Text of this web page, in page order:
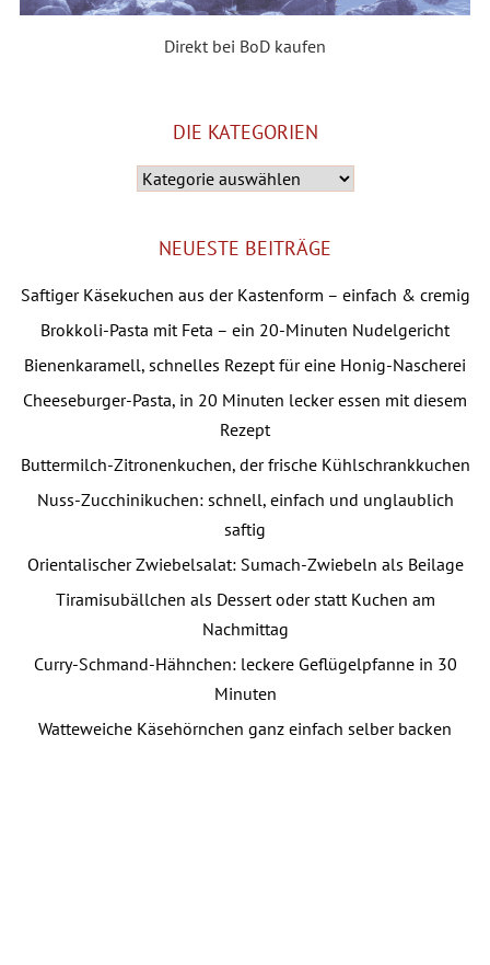
Direkt bei BoD kaufen
DIE KATEGORIEN
NEUESTE BEITRÄGE
Saftiger Käsekuchen aus der Kastenform – einfach & cremig
Brokkoli-Pasta mit Feta – ein 20-Minuten Nudelgericht
Bienenkaramell, schnelles Rezept für eine Honig-Nascherei
Cheeseburger-Pasta, in 20 Minuten lecker essen mit diesem
Rezept
Buttermilch-Zitronenkuchen, der frische Kühlschrankkuchen
Nuss-Zucchinikuchen: schnell, einfach und unglaublich
saftig
Orientalischer Zwiebelsalat: Sumach-Zwiebeln als Beilage
Tiramisubällchen als Dessert oder statt Kuchen am
Nachmittag
Curry-Schmand-Hähnchen: leckere Geflügelpfanne in 30
Minuten
Watteweiche Käsehörnchen ganz einfach selber backen